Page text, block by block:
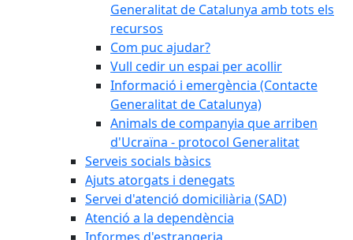
Generalitat de Catalunya amb tots els
recursos
Com puc ajudar?
Vull cedir un espai per acollir
Informació i emergència (Contacte
Generalitat de Catalunya)
Animals de companyia que arriben
d'Ucraïna - protocol Generalitat
Serveis socials bàsics
Ajuts atorgats i denegats
Servei d'atenció domiciliària (SAD)
Atenció a la dependència